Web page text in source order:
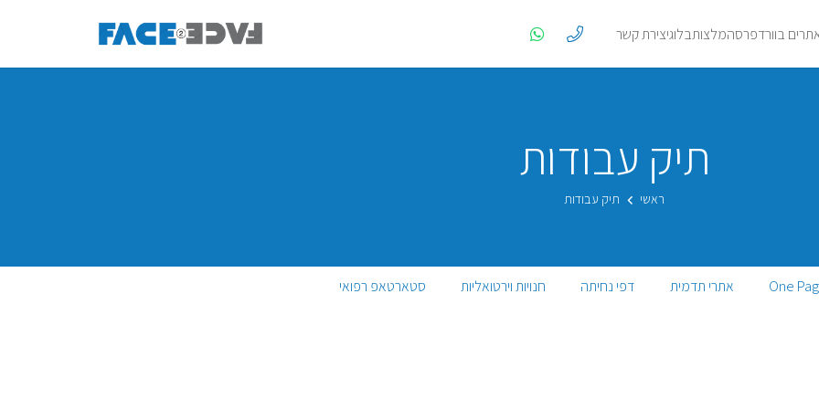
בוורדפרסהמלצותבלוגיצירת קשר
תיק עבודות
ראשי תיק עבודות
One אתרי תדמית דפי נחיתה חנויות וירטואליות סטארטאפ רפואי